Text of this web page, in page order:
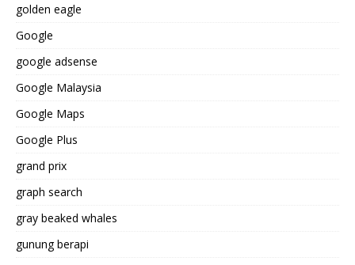
golden eagle
Google
google adsense
Google Malaysia
Google Maps
Google Plus
grand prix
graph search
gray beaked whales
gunung berapi